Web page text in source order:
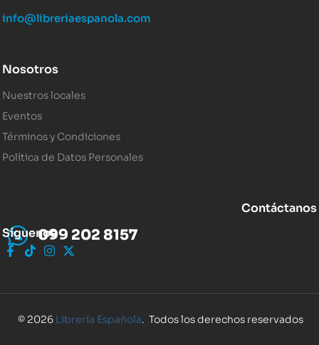
info@libreriaespanola.com
Nosotros
Nuestros locales
Eventos
Términos y Condiciones
Política de Datos Personales
Contáctanos
099 202 8157
Síguenos
© 2026 Librería Española. Todos los derechos reservados